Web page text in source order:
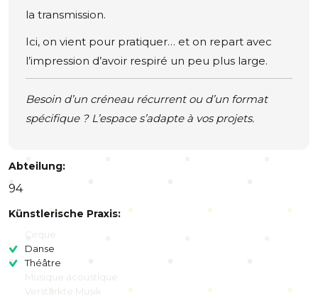
la transmission.
Ici, on vient pour pratiquer… et on repart avec
l’impression d’avoir respiré un peu plus large.
Besoin d’un créneau récurrent ou d’un format
spécifique ? L’espace s’adapte à vos projets.
Abteilung:
94
Künstlerische Praxis:
Cirque
Danse
Théâtre
Musique acoustique
Verstärkte Musik